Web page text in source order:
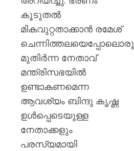
കൂടുതൽ
മികവുറ്റതാക്കാൻ രമേശ്
ചെന്നിത്തലയെപ്പോലൊരു
മുതിർന്ന നേതാവ്
മന്ത്രിസഭയിൽ
ഉണ്ടാകണമെന്ന
ആവശ്യം ബിന്ദു കൃഷ്ണ
ഉൾപ്പെടെയുള്ള
നേതാക്കളും
പരസ്യമായി